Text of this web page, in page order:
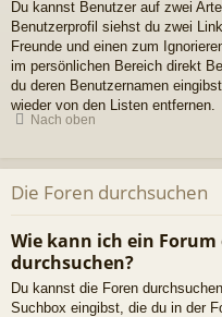
Du kannst Benutzer auf zwei
Benutzerprofil siehst du zwei
Freunde und einen zum
im persönlichen Bereich direkt
du deren Benutzernamen
wieder von den Listen entfernen.
Nach oben
Die Foren durchsuchen
Wie kann ich ein
durchsuchen?
Du kannst die Foren
Suchbox eingibst, die du in der